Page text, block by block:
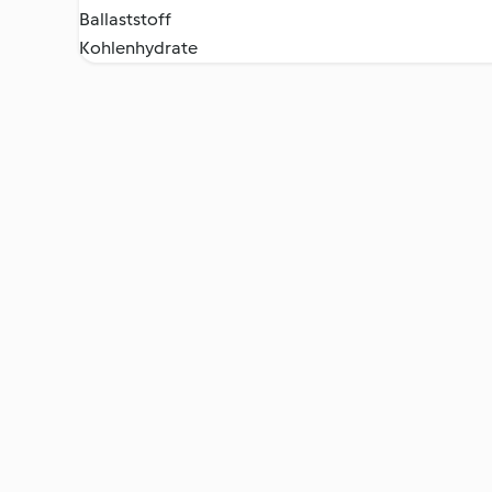
Ballaststoff
Kohlenhydrate